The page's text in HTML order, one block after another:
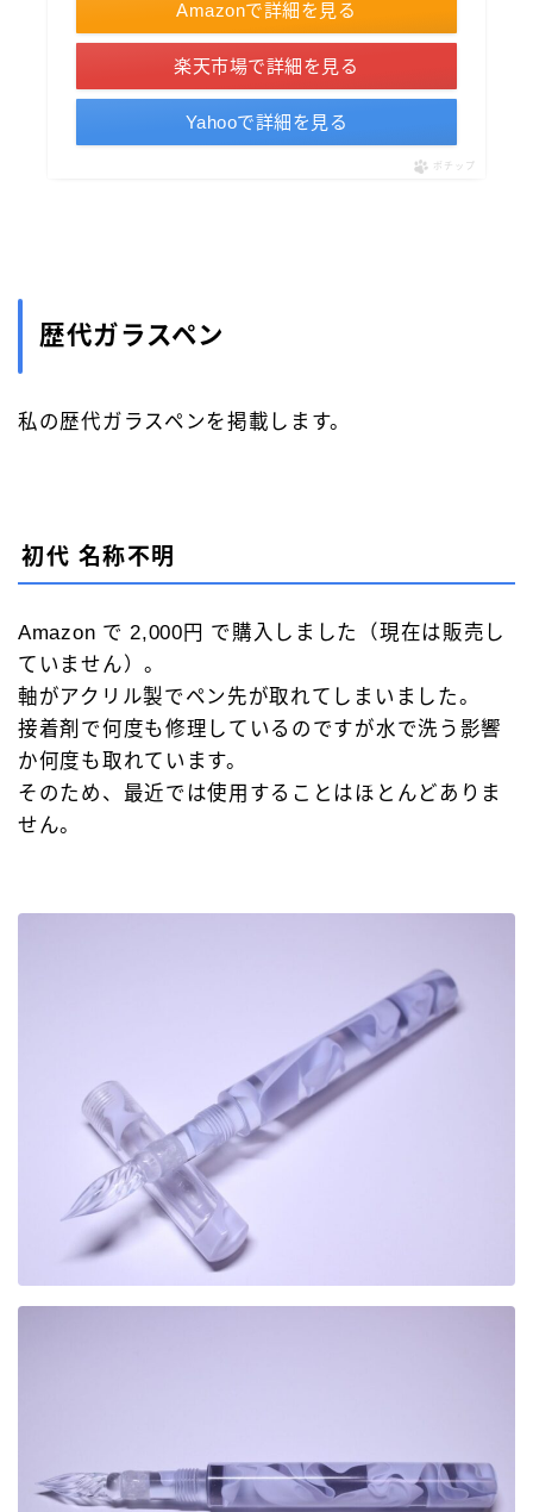
Amazonで詳細を見る
楽天市場で詳細を見る
Yahooで詳細を見る
ポチップ
歴代ガラスペン
私の歴代ガラスペンを掲載します。
初代 名称不明
Amazon で 2,000円 で購入しました（現在は販売し
ていません）。
軸がアクリル製でペン先が取れてしまいました。
接着剤で何度も修理しているのですが水で洗う影響
か何度も取れています。
そのため、最近では使用することはほとんどありま
せん。